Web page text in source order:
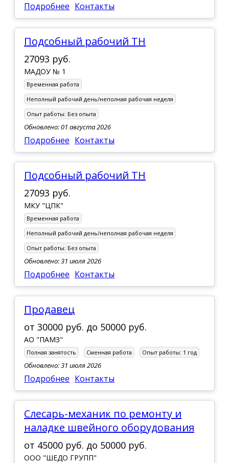
Подробнее Контакты
Подсобный рабочий ТН
27093 руб.
МАДОУ № 1
Временная работа
Неполный рабочий день/неполная рабочая неделя
Опыт работы: Без опыта
Обновлено: 01 августа 2026
Подробнее Контакты
подсобный рабочий ТН
27093 руб.
МКУ "ЦПК"
Временная работа
Неполный рабочий день/неполная рабочая неделя
Опыт работы: Без опыта
Обновлено: 31 июля 2026
Подробнее Контакты
продавец
от 30000 руб. до 50000 руб.
АО "ПАМЗ"
Полная занятость Сменная работа Опыт работы: 1 год
Обновлено: 31 июля 2026
Подробнее Контакты
слесарь-механик по ремонту и
наладке швейного оборудования
от 45000 руб. до 50000 руб.
ООО "ШЕДО ГРУПП"